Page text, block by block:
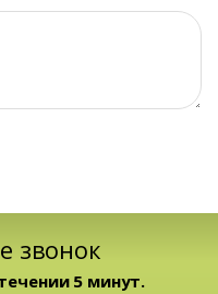
звонок
5 минут.